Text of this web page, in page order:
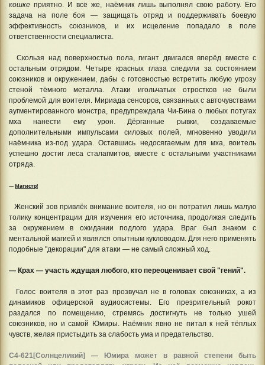
кошке приятно. И всё же, наёмник лишь выполнял свою работу. Его
задача на поле боя — защищать отряд и поддерживать боевую
эффективность союзников, и их исцеление попадало в поле
ответственности специалиста.
Скользя над поверхностью пола, гигант двигался вперёд вместе с
остальным отрядом. Четыре красных глаза следили за состоянием
союзников и окружением, дабы с готовностью встретить любую угрозу
стеной тёмного металла. Атаки игольчатых отростков не были
проблемой для воителя. Мириада сенсоров, связанных с авточувствами
аугментированного монстра, предупреждала Чи-Бина о любых потугах
мха нанести ему урон. Дёрганные рывки, создаваемые
дополнительными импульсами силовых полей, мгновенно уводили
наёмника из-под удара. Оставшись недосягаемым для мха, воитель
успешно достиг леса сталагмитов, вместе с остальными участниками
отряда.
—Магистр!
Женский зов привлёк внимание воителя, но он потратил лишь малую
толику концентрации для изучения его источника, продолжая следить
за окружением в ожидании подлого удара. Враг был знаком с
ментальной магией и являлся опытным кукловодом. Для него применять
подобные "декорации" для атаки — не самый сложный ход.
— Крах — участь ждущая любого, кто переоценивает свой "гений".
Голос воителя в этот раз прозвучал не в головах союзниках, а из
динамиков офицерской аудиосистемы. Его презрительный рокот
раздался по помещению, стремясь достигнуть не только ушей
союзников, но и самой Юмиры. Наёмник явно не питал к ней тёплых
чувств, желая пристыдить за слабость ума и предательство.
С4-621[Солнцеликий] — Юмира может в равной степени быть